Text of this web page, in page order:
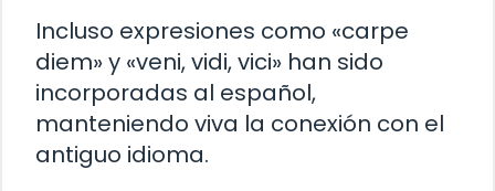
Incluso expresiones como «carpe
diem» y «veni, vidi, vici» han sido
incorporadas al español,
manteniendo viva la conexión con el
antiguo idioma.